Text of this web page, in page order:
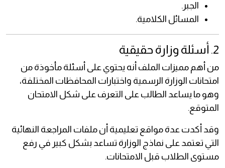
الجبر.
المسائل الكلامية.
2. أسئلة وزارة حقيقية
من أهم مميزات الملف أنه يحتوي على أسئلة مأخوذة من
امتحانات الوزارة الرسمية واختبارات المحافظات المختلفة،
وهو ما يساعد الطالب على التعرف على شكل الامتحان
المتوقع.
وقد أكدت عدة مواقع تعليمية أن ملفات المراجعة النهائية
التي تعتمد على نماذج الوزارة تساعد بشكل كبير في رفع
مستوى الطلاب قبل الامتحانات.